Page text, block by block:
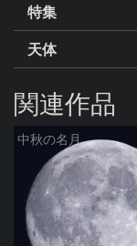
特集
天体
関連作品
中秋の名月